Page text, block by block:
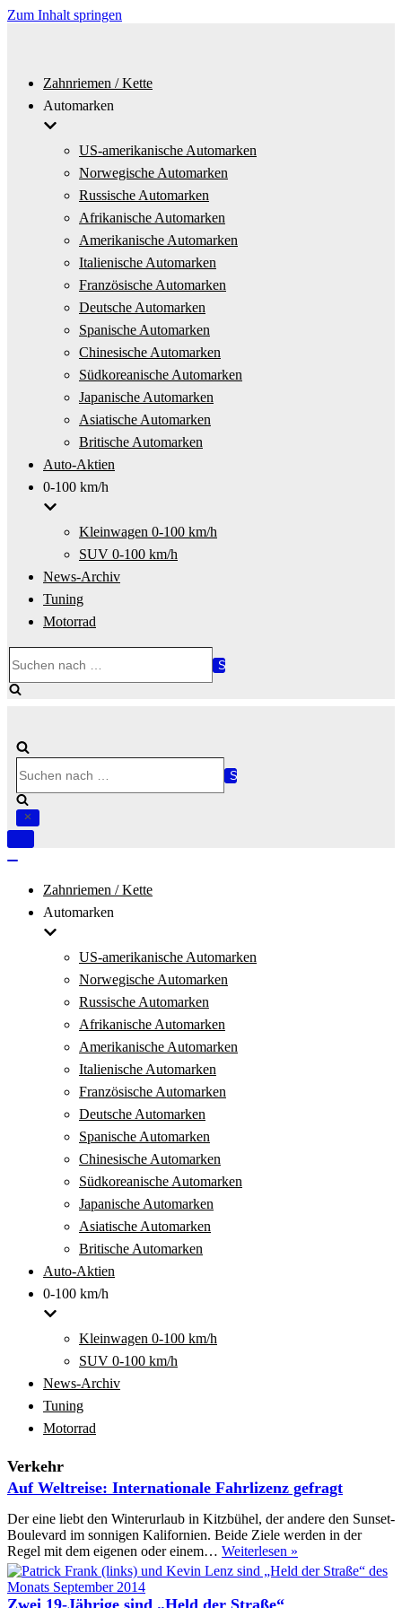
Zum Inhalt springen
Zahnriemen / Kette
Automarken
US-amerikanische Automarken
Norwegische Automarken
Russische Automarken
Afrikanische Automarken
Amerikanische Automarken
Italienische Automarken
Französische Automarken
Deutsche Automarken
Spanische Automarken
Chinesische Automarken
Südkoreanische Automarken
Japanische Automarken
Asiatische Automarken
Britische Automarken
Auto-Aktien
0-100 km/h
Kleinwagen 0-100 km/h
SUV 0-100 km/h
News-Archiv
Tuning
Motorrad
nach …
nach …
Navigation
Zahnriemen / Kette
Automarken
US-amerikanische Automarken
Norwegische Automarken
Russische Automarken
Afrikanische Automarken
Amerikanische Automarken
Italienische Automarken
Französische Automarken
Deutsche Automarken
Spanische Automarken
Chinesische Automarken
Südkoreanische Automarken
Japanische Automarken
Asiatische Automarken
Britische Automarken
Auto-Aktien
0-100 km/h
Kleinwagen 0-100 km/h
SUV 0-100 km/h
News-Archiv
Tuning
Motorrad
Verkehr
Auf Weltreise: Internationale Fahrlizenz gefragt
Der eine liebt den Winterurlaub in Kitzbühel, der andere den Sunset-
Boulevard im sonnigen Kalifornien. Beide Ziele werden in der
Regel mit dem eigenen oder einem… Weiterlesen »
Weltreise:
Internationale
Zwei 19-Jährige sind „Held der Straße“